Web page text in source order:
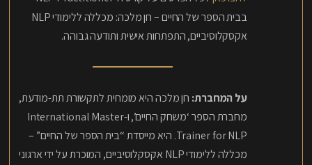
בבית הספר של החיים – חן מלכה: מכללה ללימודי NLP
אקסקלוסיביים, התפתחות אישית ותודעה גבוהה.
על המחברת: חן מלכה היא מומחית לתקשורת תת-מודעת,
מחברת הספר ‘משחק החיים’, ו-International Master
Trainer for NLP. היא מייסדת “בית הספר של החיים” –
מכללה ללימודי NLP אקסקלוסיביים, המוכרת על ידי ארגוני